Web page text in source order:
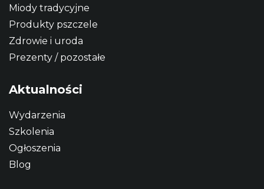
Miody tradycyjne
Produkty pszczele
Zdrowie i uroda
Prezenty / pozostałe
Aktualności
Wydarzenia
Szkolenia
Ogłoszenia
Blog